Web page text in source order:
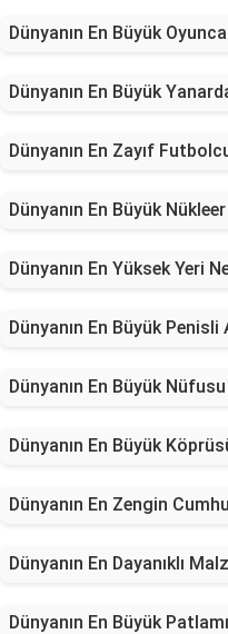
Dünyanın En Büyük
Dünyanın En Büyük
Dünyanın En Zayıf
Dünyanın En Büyük
Dünyanın En Yüksek Yeri
Dünyanın En Büyük Penisli
Dünyanın En Büyük Nüfusu
Dünyanın En Büyük
Dünyanın En Zengin
Dünyanın En Dayanıklı
Dünyanın En Büyük